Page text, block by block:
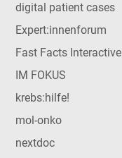
digital patient cases
Expert:innenforum
Fast Facts Interactive
IM FOKUS
krebs:hilfe!
mol-onko
nextdoc